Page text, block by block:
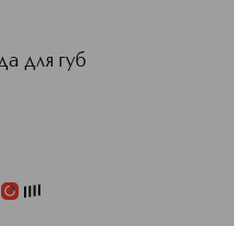
для губ